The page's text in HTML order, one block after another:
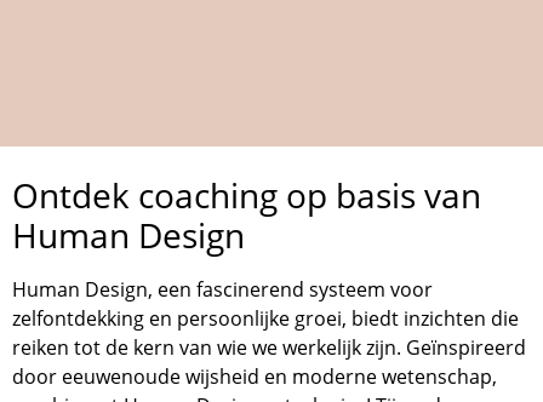
Ontdek coaching op basis van
Human Design
Human Design, een fascinerend systeem voor
zelfontdekking en persoonlijke groei, biedt inzichten die
reiken tot de kern van wie we werkelijk zijn. Geïnspireerd
door eeuwenoude wijsheid en moderne wetenschap,